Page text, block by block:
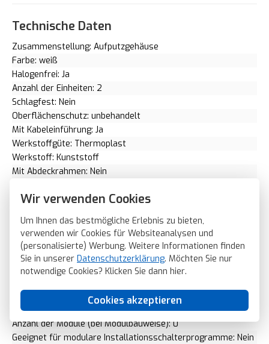
Wir verwenden Cookies
Um Ihnen das bestmögliche Erlebnis zu bieten,
verwenden wir Cookies für Websiteanalysen und
(personalisierte) Werbung. Weitere Informationen finden
Sie in unserer Datenschutzerklärung. Möchten Sie nur
notwendige Cookies? Klicken Sie dann hier.
Cookies akzeptieren
Technische Daten
Zusammenstellung: Aufputzgehäuse
Farbe: weiß
Halogenfrei: Ja
Anzahl der Einheiten: 2
Schlagfest: Nein
Oberflächenschutz: unbehandelt
Mit Kabeleinführung: Ja
Werkstoffgüte: Thermoplast
Werkstoff: Kunststoff
Mit Abdeckrahmen: Nein
RAL-Nummer (ähnlich): 1013
Transparent: Nein
Ausführung der Oberfläche: glänzend
Mit Verschraubungseinführung: Nein
Mit Kanaleinführung: Ja
Gerätehöhe: 83 Millimeter (mm)
Gerätetiefe: 42 Millimeter (mm)
Anzahl der Module (bei Modulbauweise): 0
Geeignet für modulare Installationsschalterprogramme: Nein